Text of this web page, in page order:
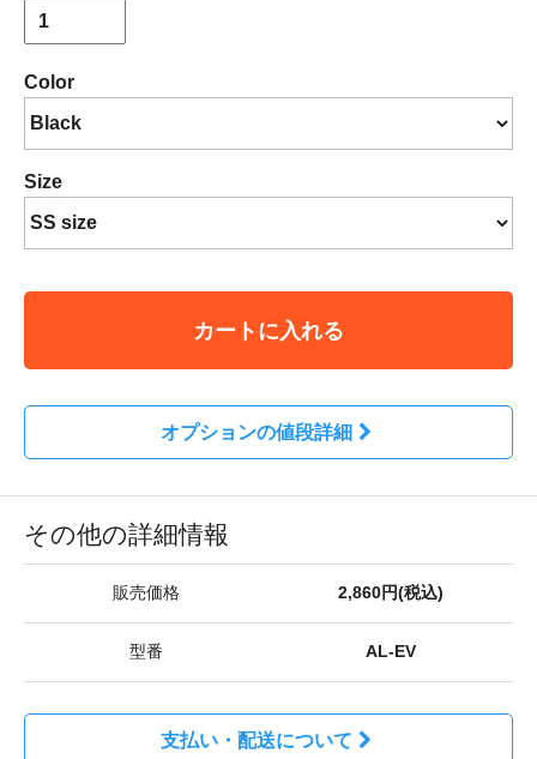
Color
Size
カートに入れる
オプションの値段詳細
その他の詳細情報
販売価格 2,860円(税込)
型番 AL-EV
支払い・配送について